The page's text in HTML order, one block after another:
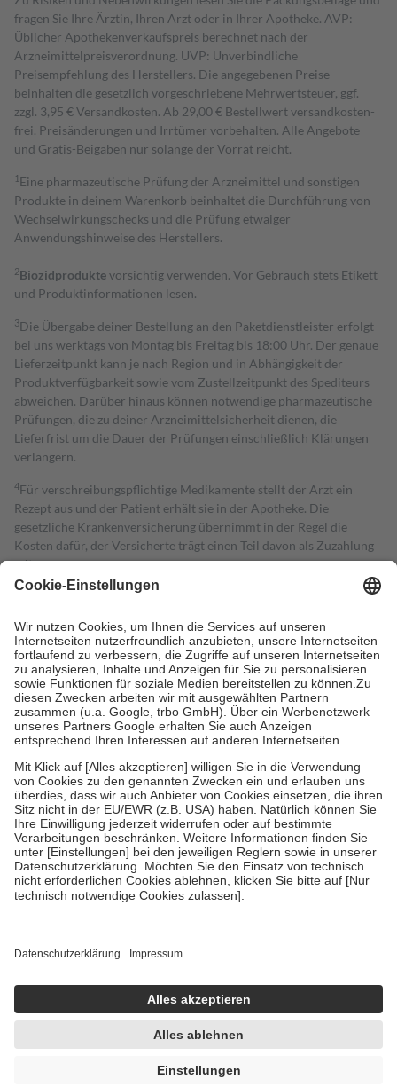
fragen Sie Ihre Ärztin, Ihren Arzt oder in Ihrer Apotheke. AVP:
Üblicher Apothekenverkaufspreis berechnet nach der
Arzneimittelpreisverordnung. UVP: Unverbindliche
Preisempfehlung des Herstellers. Die angegebenen Preise
beinhalten die gesetzlich vorgeschriebene Mehrwertsteuer, ggf.
zzgl. 3,95 € Versandkosten. Ab 29,00 € Bestell­wert versand­kosten­
frei. Preisänderungen und Irrtümer vorbehalten. Alle Angebote
und Gratis-Beigaben nur solange der Vorrat reicht.
1 Eine pharmazeutische Prüfung der Arzneimittel und sonstigen
Produkte in deinem Warenkorb beinhaltet die Durchführung von
Wechselwirkungschecks und die Prüfung etwaiger
Anwendungshinweise des Herstellers.
2Biozidproduktevorsichtig verwenden. Vor Gebrauch stets Etikett
und Produktinformationen lesen.
3Die Übergabe deiner Bestellung an den Paketdienstleister erfolgt
bei uns werktags von Montag bis Freitag bis 18:00 Uhr. Der genaue
Lieferzeitpunkt kann je nach Region und in Abhängigkeit der
Produktverfügbarkeit sowie vom Zustellzeitpunkt des Spediteurs
abweichen. Darüber hinaus können notwendige pharmazeutische
Prüfungen, die zu deiner Arzneimittelsicherheit dienen, die
Lieferfrist um die Dauer der Prüfungen einschließlich Klärungen
verlängern.
4Für verschreibungspflichtige Medikamente stellt der Arzt ein
Rezept aus und der Patient erhält sie in der Apotheke. Die
gesetzliche Krankenversicherung übernimmt in der Regel die
Kosten dafür, der Versicherte trägt einen Teil davon als Zuzahlung
mit.
Grundsätzlich leisten Mitglieder Zuzahlungen in Höhe von zehn
höchstens zehn Euro.
Es sind jedoch nie mehr als die tatsächlichen
Kosten der Leistung zu entrichten.
Diese Regeln gelten grundsätzlich auch für Online-Apotheken.
Bei Heilmitteln und häuslicher Krankenpflege beträgt die
Zuzahlung zehn Prozent der Kosten sowie zehn Euro je
Verordnung.
Um das Engagement der Versicherten für ihre eigene Gesundheit zu
stärken und die besondere Stellung der Familie zu unterstützen,
fallenkeine Zuzahlungenan bei:
• Kindern und Jugendlichen bis zum vollendeten 18. Lebensjahr
mit Ausnahme der Fahrkosten
• Untersuchungen zur Vorsorge und Früherkennung, die von der
GKV getragen werden
• empfohlenen Schutzimpfungen
• Harn- und Blutteststreifen
getroffen, um sicherzustellen, dass es sich um echte Bewertungen
https://help.etrusted.com/hc/de/articles/4419944605341
Einige Bilder und Inhalte wurden unter Zuhilfenahme künstlicher